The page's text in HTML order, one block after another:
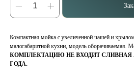
Компактная мойка с увеличенной чашей и
малогабаритной кухни, модель оборачиваемая.
КОМПЛЕКТАЦИЮ НЕ ВХОДИТ СЛИВНАЯ
ГОДА.